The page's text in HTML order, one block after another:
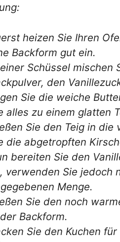
heizen Sie Ihren
Backform gut ein.
Schüssel mischen
den
Sie die weiche
alles zu einem glatten
Sie den Teig in
die abgetropften
bereiten Sie den
verwenden Sie jedoch
Menge.
Sie den noch
Backform.
Sie den Kuchen